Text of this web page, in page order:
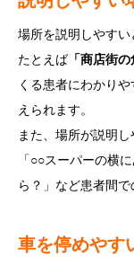
場所を説明しやすい
たとえば「商店街の
くる患者にわかり
えられます。
また、場所が説明
「○○スーパーの横
ら？」など患者間で
車を停めやす